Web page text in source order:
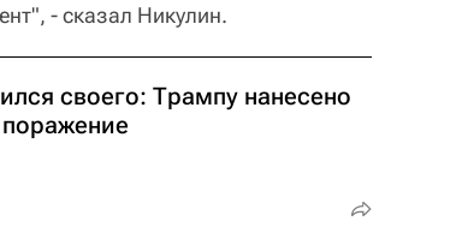
- сказал Никулин.
своего: Трампу нанесено